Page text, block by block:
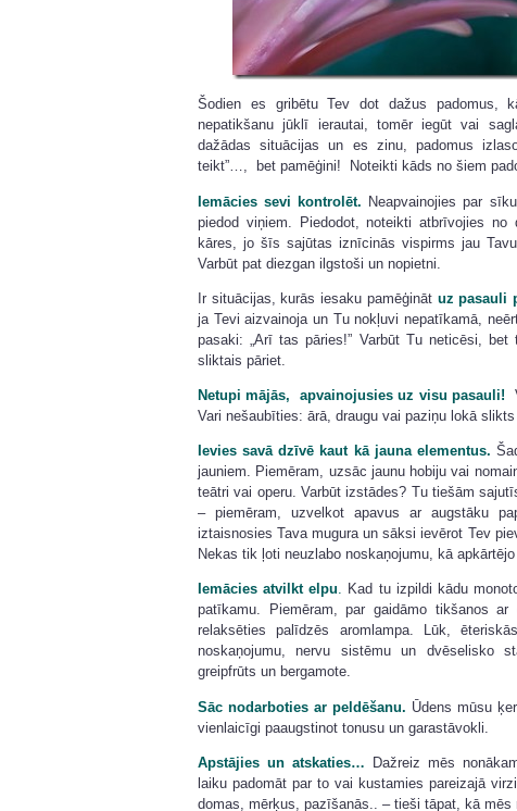
Šodien es gribētu Tev dot dažus padomus,
nepatikšanu jūklī ierautai, tomēr iegūt vai
dažādas situācijas un es zinu, padomus
teikt”…, bet pamēģini! Noteikti kāds no šiem
Iemācies sevi kontrolēt. Neapvainojies par
piedod viņiem. Piedodot, noteikti atbrīvojies
kāres, jo šīs sajūtas iznīcinās vispirms jau
Varbūt pat diezgan ilgstoši un nopietni.
Ir situācijas, kurās iesaku pamēģināt uz pasauli
ja Tevi aizvainoja un Tu nokļuvi nepatīkamā,
pasaki: „Arī tas pāries!” Varbūt Tu neticēsi,
sliktais pāriet.
Netupi mājās, apvainojusies uz visu pasauli!
Vari nešaubīties: ārā, draugu vai paziņu lokā
Ievies savā dzīvē kaut kā jauna elementus.
jauniem. Piemēram, uzsāc jaunu hobiju vai
teātri vai operu. Varbūt izstādes? Tu tiešām
– piemēram, uzvelkot apavus ar augstāku
iztaisnosies Tava mugura un sāksi ievērot Tev
Nekas tik ļoti neuzlabo noskaņojumu, kā
Iemācies atvilkt elpu. Kad tu izpildi kādu
patīkamu. Piemēram, par gaidāmo tikšanos
relaksēties palīdzēs aromlampa. Lūk,
noskaņojumu, nervu sistēmu un dvēselisko
greipfrūts un bergamote.
Sāc nodarboties ar peldēšanu. Ūdens mūsu
vienlaicīgi paaugstinot tonusu un garastāvokli.
Apstājies un atskaties… Dažreiz mēs
laiku padomāt par to vai kustamies pareizajā
domas, mērķus, pazīšanās.. – tieši tāpat, kā mēs